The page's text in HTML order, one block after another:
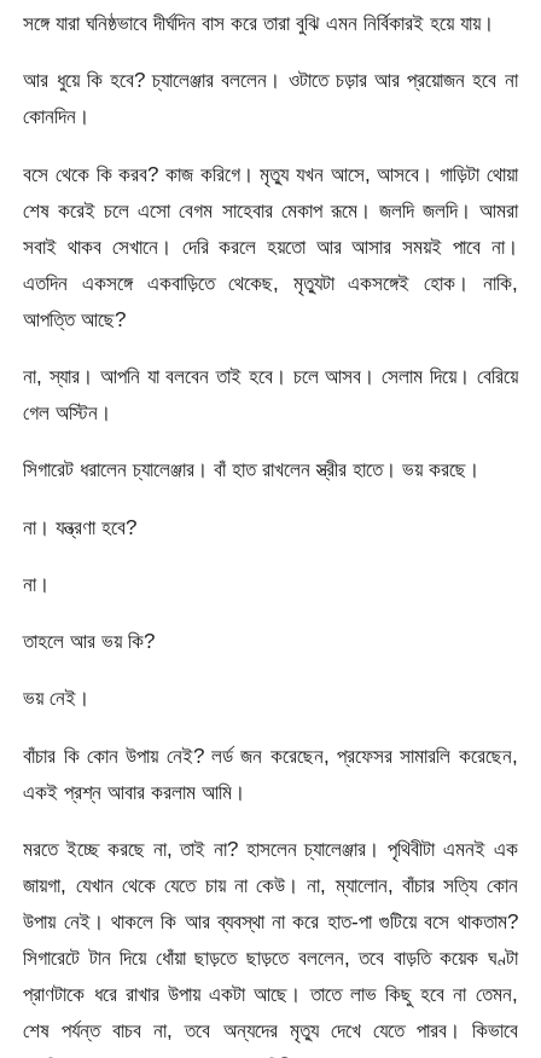
সঙ্গে যারা ঘনিষ্ঠভাবে দীর্ঘদিন বাস করে তারা বুঝি এমন নির্বিকারই হয়ে যায়।
আর ধুয়ে কি হবে? চ্যালেঞ্জার বললেন। ওটাতে চড়ার আর প্রয়োজন হবে না
কোনদিন।
বসে থেকে কি করব? কাজ করিগে। মৃত্যু যখন আসে, আসবে। গাড়িটা থোয়া
শেষ করেই চলে এসো বেগম সাহেবার মেকাপ রূমে। জলদি জলদি। আমরা
সবাই থাকব সেখানে। দেরি করলে হয়তো আর আসার সময়ই পাবে না।
এতদিন একসঙ্গে একবাড়িতে থেকেছ, মৃত্যুটা একসঙ্গেই হোক। নাকি,
আপত্তি আছে?
না, স্যার। আপনি যা বলবেন তাই হবে। চলে আসব। সেলাম দিয়ে। বেরিয়ে
গেল অস্টিন।
সিগারেট ধরালেন চ্যালেঞ্জার। বাঁ হাত রাখলেন স্ত্রীর হাতে। ভয় করছে।
না। যন্ত্রণা হবে?
না।
তাহলে আর ভয় কি?
ভয় নেই।
বাঁচার কি কোন উপায় নেই? লর্ড জন করেছেন, প্রফেসর সামারলি করেছেন,
একই প্রশ্ন আবার করলাম আমি।
মরতে ইচ্ছে করছে না, তাই না? হাসলেন চ্যালেঞ্জার। পৃথিবীটা এমনই এক
জায়গা, যেখান থেকে যেতে চায় না কেউ। না, ম্যালোন, বাঁচার সত্যি কোন
উপায় নেই। থাকলে কি আর ব্যবস্থা না করে হাত-পা গুটিয়ে বসে থাকতাম?
সিগারেটে টান দিয়ে ধোঁয়া ছাড়তে ছাড়তে বললেন, তবে বাড়তি কয়েক ঘণ্টা
প্রাণটাকে ধরে রাখার উপায় একটা আছে। তাতে লাভ কিছু হবে না তেমন,
শেষ পর্যন্ত বাচব না, তবে অন্যদের মৃত্যু দেখে যেতে পারব। কিভাবে